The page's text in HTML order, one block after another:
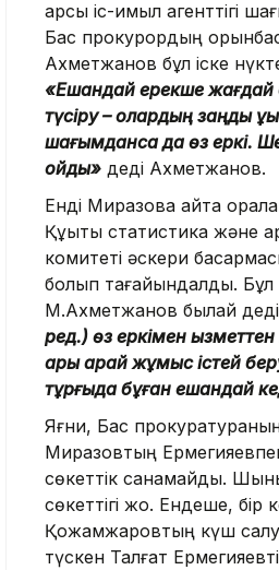
қарсы іс-қимыл агенттігі
Бас прокурордың
Ахметжанов бұл іске
«Ешқандай ерекше
түсіру – олардың заңды
шағымданса да өз еркі.
қойды» деді Ахметжанов.
Енді Миразовқа қайта
Құқықтық статистика және
комитеті әскери
болып тағайындалды. Бұл
М.Ахметжанов былай
ред.) өз еркімен
ары қарай жұмыс істей
тұрғыда бұған ешқандай
Яғни, Бас прокуратураның
Миразовтың
сөкеттік санамайды.
сөкеттігі жоқ. Ендеше, бір
Қожамжаровтың күш
түскен Талғат